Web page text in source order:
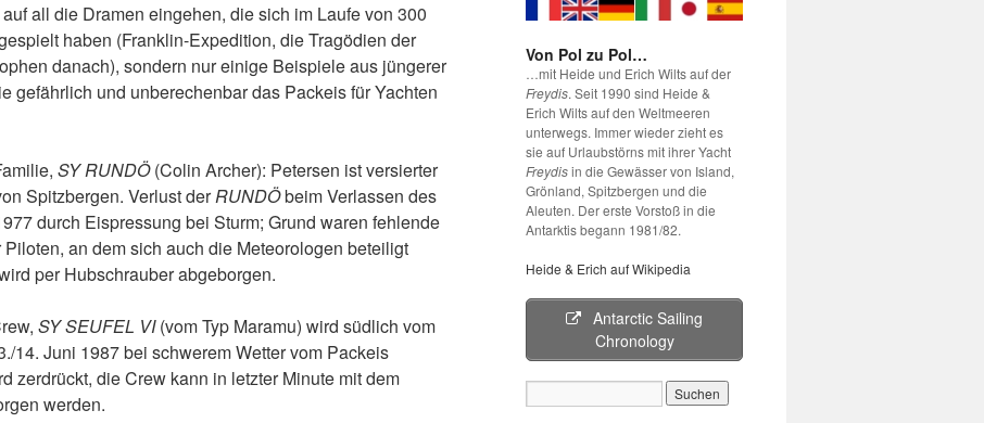
all die Dramen eingehen, die sich im Laufe von 300
haben (Franklin-Expedition, die Tragödien der
danach), sondern nur einige Beispiele aus jüngerer
gefährlich und unberechenbar das Packeis für Yachten
SY RUNDÖ(Colin Archer): Petersen ist versierter
Spitzbergen. Verlust derRUNDÖbeim Verlassen des
durch Eispressung bei Sturm; Grund waren fehlende
an dem sich auch die Meteorologen beteiligt
per Hubschrauber abgeborgen.
SY SEUFEL VI(vom Typ Maramu) wird südlich vom
14. Juni 1987 bei schwerem Wetter vom Packeis
zerdrückt, die Crew kann in letzter Minute mit dem
werden.
Von Pol zu Pol…
…mit Heide und Erich Wilts auf der
Freydis. Seit 1990 sind Heide &
Erich Wilts auf den Weltmeeren
unterwegs. Immer wieder zieht es
sie auf Urlaubstörns mit ihrer Yacht
Freydisin die Gewässer von Island,
Grönland, Spitzbergen und die
Aleuten. Der erste Vorstoß in die
Antarktis begann 1981/82.
Heide & Erich auf Wikipedia
Antarctic Sailing
Chronology